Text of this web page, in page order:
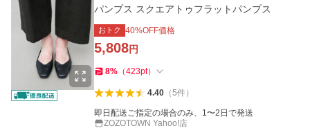
パンプス スクエアトゥフラットパンプス
おトク 40%OFF価格
5,808円
8% （423pt）
4.40（5件）
即日配送ご指定の場合のみ、1〜2日で発送
ZOZOTOWN Yahoo!店